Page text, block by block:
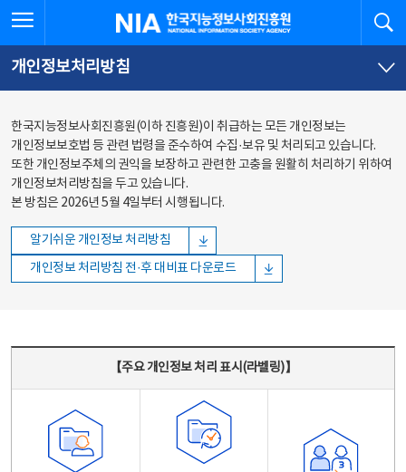
바로가기
바로가기
한국지능정보사회진흥원
개인정보처리방침
한국지능정보사회진흥원(이하 진흥원)이 취급하는 모든 개인정보는
개인정보보호법 등 관련 법령을 준수하여 수집·보유 및 처리되고 있습니다.
또한 개인정보주체의 권익을 보장하고 관련한 고충을 원활히 처리하기 위하여
개인정보처리방침을 두고 있습니다.
본 방침은 2026년 5월 4일부터 시행됩니다.
알기쉬운 개인정보 처리방침
개인정보 처리방침 전·후 대비표 다운로드
【주요 개인정보 처리 표시(라벨링)】